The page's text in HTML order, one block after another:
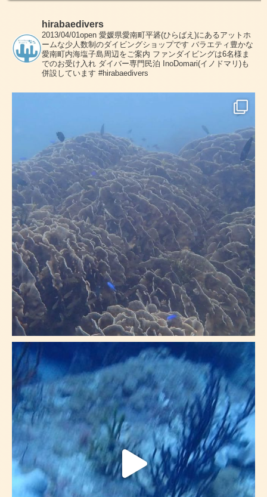
hirabaedivers
2013/04/01open 愛媛県愛南町平碆(ひらばえ)にあるアットホ
ームな少人数制のダイビングショップです バラエティ豊かな
愛南町内海塩子島周辺をご案内 ファンダイビングは6名様ま
でのお受け入れ ダイバー専門民泊 InoDomari(イノドマリ)も
併設しています #hirabaedivers